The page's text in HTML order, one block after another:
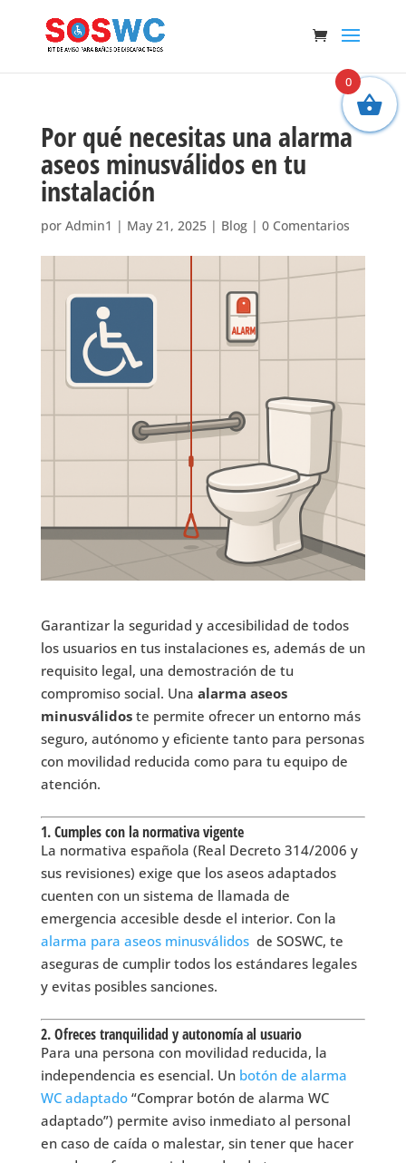
Por qué necesitas una alarma
aseos minusválidos en tu
instalación
por Admin1 | May 21, 2025| Blog| 0 Comentarios
Garantizar la seguridad y accesibilidad de todos
los usuarios en tus instalaciones es, además de un
requisito legal, una demostración de tu
compromiso social. Una alarma aseos
minusválidoste permite ofrecer un entorno más
seguro, autónomo y eficiente tanto para personas
con movilidad reducida como para tu equipo de
atención.
1. Cumples con la normativa vigente
La normativa española (Real Decreto 314/2006 y
sus revisiones) exige que los aseos adaptados
cuenten con un sistema de llamada de
emergencia accesible desde el interior. Con la
alarma para aseos minusválidosde SOSWC, te
aseguras de cumplir todos los estándares legales
y evitas posibles sanciones.
2. Ofreces tranquilidad y autonomía al usuario
Para una persona con movilidad reducida, la
independencia es esencial. Un botón de alarma
WC adaptado“Comprar botón de alarma WC
adaptado”) permite aviso inmediato al personal
en caso de caída o malestar, sin tener que hacer
0